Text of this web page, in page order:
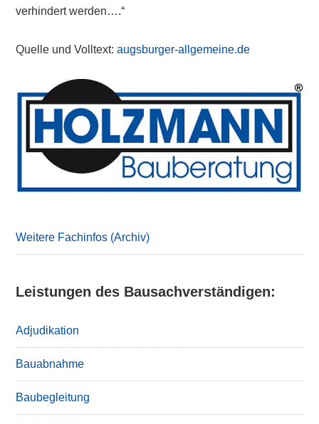
verhindert werden….“
Quelle und Volltext:augsburger-allgemeine.de
Primary
Sidebar
Weitere Fachinfos (Archiv)
Leistungen des Bausachverständigen:
Adjudikation
Bauabnahme
Baubegleitung